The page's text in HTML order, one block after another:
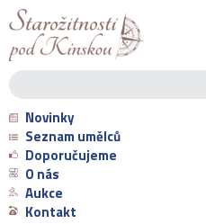
Novinky
Seznam umělců
Doporučujeme
O nás
Aukce
Kontakt